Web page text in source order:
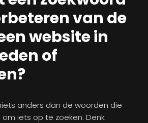
van de
website in
of
anders dan de woorden die
iets op te zoeken. Denk